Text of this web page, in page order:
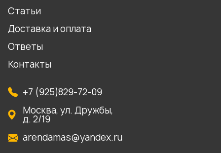
Статьи
Доставка и оплата
Ответы
Контакты
+7 (925)829-72-09
Москва, ул. Дружбы,
д. 2/19
arendamas@yandex.ru